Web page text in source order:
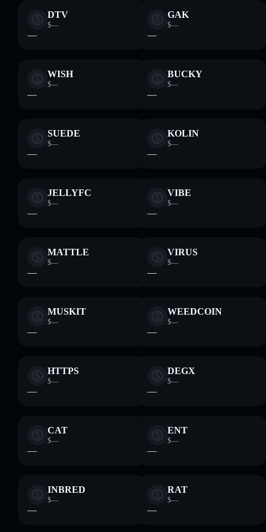
DTV
$—
—
GAK
$—
—
WISH
$—
—
BUCKY
$—
—
SUEDE
$—
—
KOLIN
$—
—
JELLYFC
$—
—
VIBE
$—
—
MATTLE
$—
—
VIRUS
$—
—
MUSKIT
$—
—
WEEDCOIN
$—
—
HTTPS
$—
—
DEGX
$—
—
CAT
$—
—
ENT
$—
—
INBRED
$—
—
RAT
$—
—